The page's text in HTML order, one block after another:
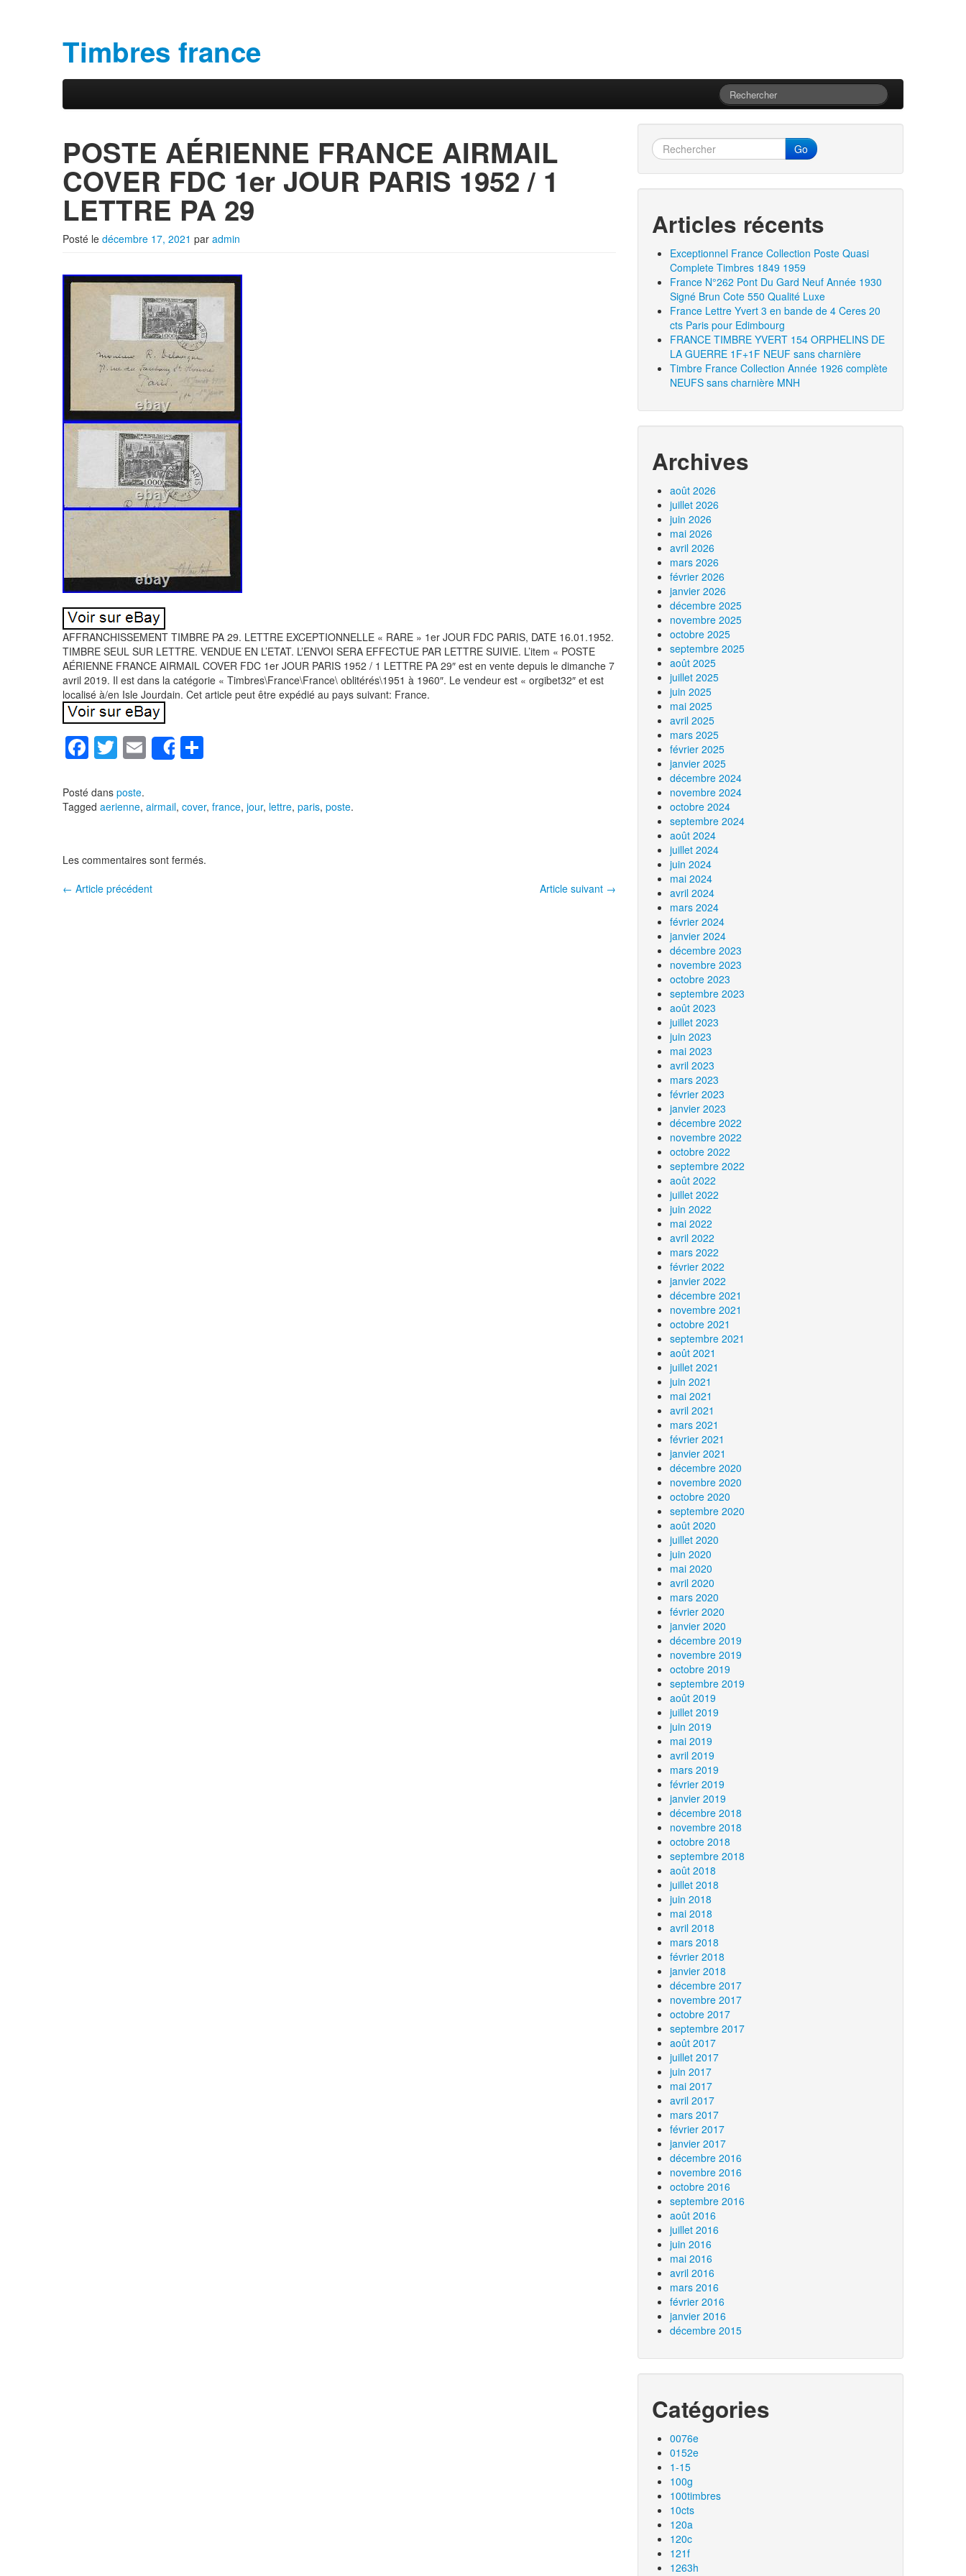
Timbres france
Menu principal
POSTE AÉRIENNE FRANCE AIRMAIL
COVER FDC 1er JOUR PARIS 1952 / 1
LETTRE PA 29
Posté le décembre 17, 2021 par admin
AFFRANCHISSEMENT TIMBRE PA 29. LETTRE EXCEPTIONNELLE « RARE » 1er JOUR FDC PARIS, DATE 16.01.1952.
TIMBRE SEUL SUR LETTRE. VENDUE EN L’ETAT. L’ENVOI SERA EFFECTUE PAR LETTRE SUIVIE. L’item « POSTE
AÉRIENNE FRANCE AIRMAIL COVER FDC 1er JOUR PARIS 1952 / 1 LETTRE PA 29″ est en vente depuis le dimanche 7
avril 2019. Il est dans la catégorie « Timbres\France\France\ oblitérés\1951 à 1960″. Le vendeur est « orgibet32″ et est
localisé à/en Isle Jourdain. Cet article peut être expédié au pays suivant: France.
F
c
e
o
o
T
tt
er
E
m
Share
ta
g
Posté dans poste.
Tagged aerienne, airmail, cover, france, jour, lettre, paris, poste.
Les commentaires sont fermés.
Navigation entre les articles
Article suivant →
← Article précédent
Go
Articles récents
Exceptionnel France Collection Poste Quasi
Complete Timbres 1849 1959
France N°262 Pont Du Gard Neuf Année 1930
Signé Brun Cote 550 Qualité Luxe
France Lettre Yvert 3 en bande de 4 Ceres 20
cts Paris pour Edimbourg
FRANCE TIMBRE YVERT 154 ORPHELINS DE
LA GUERRE 1F+1F NEUF sans charnière
Timbre France Collection Année 1926 complète
NEUFS sans charnière MNH
Archives
août 2026
juillet 2026
juin 2026
mai 2026
avril 2026
mars 2026
février 2026
janvier 2026
décembre 2025
novembre 2025
octobre 2025
septembre 2025
août 2025
juillet 2025
juin 2025
mai 2025
avril 2025
mars 2025
février 2025
janvier 2025
décembre 2024
novembre 2024
octobre 2024
septembre 2024
août 2024
juillet 2024
juin 2024
mai 2024
avril 2024
mars 2024
février 2024
janvier 2024
décembre 2023
novembre 2023
octobre 2023
septembre 2023
août 2023
juillet 2023
juin 2023
mai 2023
avril 2023
mars 2023
février 2023
janvier 2023
décembre 2022
novembre 2022
octobre 2022
septembre 2022
août 2022
juillet 2022
juin 2022
mai 2022
avril 2022
mars 2022
février 2022
janvier 2022
décembre 2021
novembre 2021
octobre 2021
septembre 2021
août 2021
juillet 2021
juin 2021
mai 2021
avril 2021
mars 2021
février 2021
janvier 2021
décembre 2020
novembre 2020
octobre 2020
septembre 2020
août 2020
juillet 2020
juin 2020
mai 2020
avril 2020
mars 2020
février 2020
janvier 2020
décembre 2019
novembre 2019
octobre 2019
septembre 2019
août 2019
juillet 2019
juin 2019
mai 2019
avril 2019
mars 2019
février 2019
janvier 2019
décembre 2018
novembre 2018
octobre 2018
septembre 2018
août 2018
juillet 2018
juin 2018
mai 2018
avril 2018
mars 2018
février 2018
janvier 2018
décembre 2017
novembre 2017
octobre 2017
septembre 2017
août 2017
juillet 2017
juin 2017
mai 2017
avril 2017
mars 2017
février 2017
janvier 2017
décembre 2016
novembre 2016
octobre 2016
septembre 2016
août 2016
juillet 2016
juin 2016
mai 2016
avril 2016
mars 2016
février 2016
janvier 2016
décembre 2015
Catégories
0076e
0152e
1-15
100g
100timbres
10cts
120a
120c
121f
1263h